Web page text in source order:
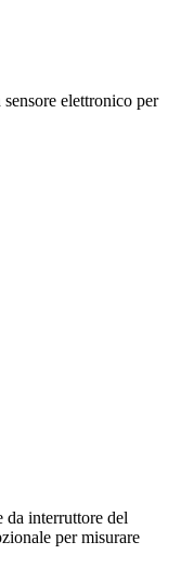
elettronico per
interruttore del
per misurare